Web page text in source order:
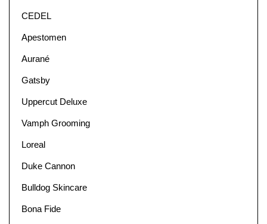
CEDEL
Apestomen
Aurané
Gatsby
Uppercut Deluxe
Vamph Grooming
Loreal
Duke Cannon
Bulldog Skincare
Bona Fide